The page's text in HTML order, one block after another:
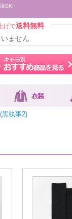
OK!
げで送料無料
ません
グをカラーから探す
黒執事2)